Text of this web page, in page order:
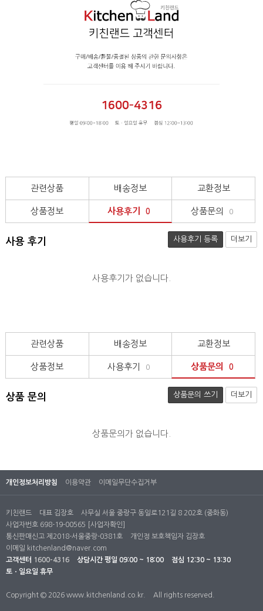
관련상품 배송정보 교환정보
상품정보 사용후기 0 상품문의 0
사용 후기 사용후기 등록 더보기
사용후기가 없습니다.
관련상품 배송정보 교환정보
상품정보 사용후기 0 상품문의 0
상품 문의 상품문의 쓰기 더보기
상품문의가 없습니다.
개인정보처리방침 이용약관 이메일무단수집거부
키친랜드 대표 김장호
사무실 서울 중랑구 동일로121길 8 202호 (중화동)
사업자번호 698-19-00565
[사업자확인]
통신판매신고 제2018-서울중랑-0381호
개인정 보호책임자 김장호
이메일 kitchenland@naver.com
고객센터 1600-4316 상담시간 평일 09:00 ~ 18:00
점심 12:30 ~ 13:30
토ㆍ일요일 휴무
Copyright © 2026 www.kitchenland.co.kr. All rights reserved.